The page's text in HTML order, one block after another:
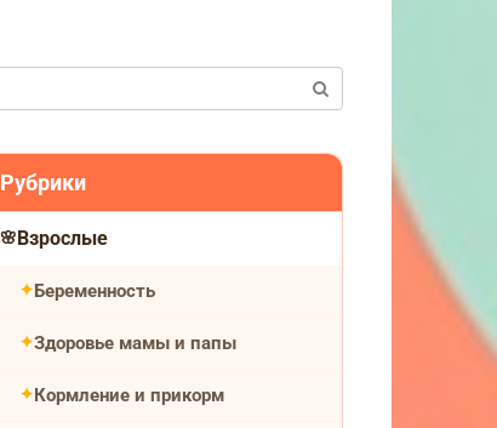
Рубрики
Взрослые
Беременность
Здоровье мамы и папы
Кормление и прикорм